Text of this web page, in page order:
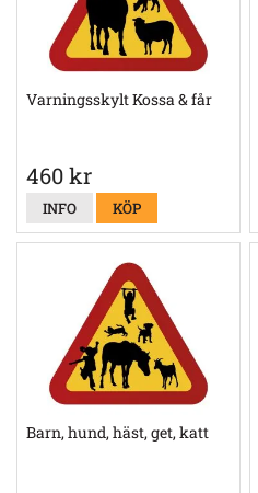
Varningsskylt Kossa & får
460 kr
INFO KÖP
Barn, hund, häst, get, katt